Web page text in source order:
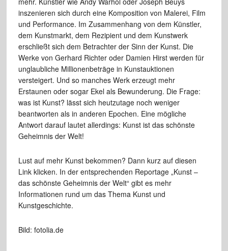
inszenieren sich durch eine Komposition von Malerei, Film
und Performance. Im Zusammenhang von dem Künstler,
dem Kunstmarkt, dem Rezipient und dem Kunstwerk
erschließt sich dem Betrachter der Sinn der Kunst. Die
Werke von Gerhard Richter oder Damien Hirst werden für
unglaubliche Millionenbeträge in Kunstauktionen
versteigert. Und so manches Werk erzeugt mehr
Erstaunen oder sogar Ekel als Bewunderung. Die Frage:
was ist Kunst? lässt sich heutzutage noch weniger
beantworten als in anderen Epochen. Eine mögliche
Antwort darauf lautet allerdings: Kunst ist das schönste
Geheimnis der Welt!
Lust auf mehr Kunst bekommen? Dann kurz auf diesen
Link klicken. In der entsprechenden Reportage „Kunst –
das schönste Geheimnis der Welt“ gibt es mehr
Informationen rund um das Thema Kunst und
Kunstgeschichte.
Bild: fotolia.de